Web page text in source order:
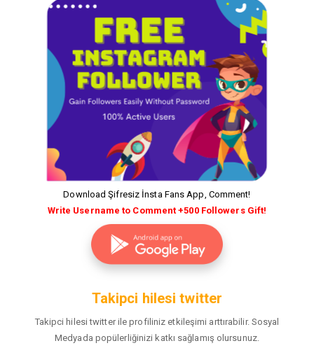
Download Şifresiz İnsta Fans App, Comment!
Write Username to Comment +500 Followers Gift!
Takipci hilesi twitter
Takipci hilesi twitter ile profiliniz etkileşimi arttırabilir. Sosyal
Medyada popülerliğinizi katkı sağlamış olursunuz.